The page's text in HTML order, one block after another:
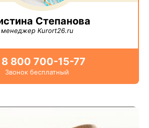
Степанова
менеджер Kurort26.ru
8 800 700-15-77
Звонок бесплатный